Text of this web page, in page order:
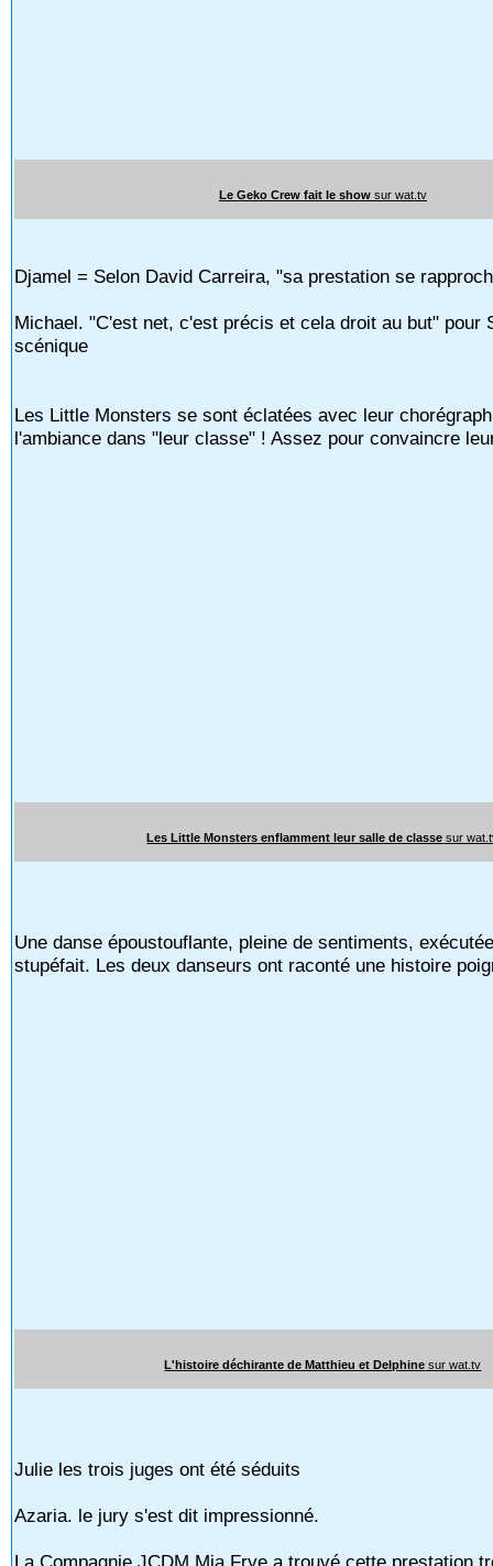
Le Geko Crew fait le showsur wat.tv
Djamel = Selon David Carreira, "sa prestation se
Michael. "C'est net, c'est précis et cela droit au but"
scénique
Les Little Monsters se sont éclatées avec leur
l'ambiance dans "leur classe" ! Assez pour convaincre
Les Little Monsters enflamment leur salle de classe sur
Une danse époustouflante, pleine de sentiments,
stupéfait. Les deux danseurs ont raconté une histoire
L'histoire déchirante de Matthieu et Delphine sur wat.tv
Julie les trois juges ont été séduits
Azaria. le jury s'est dit impressionné.
La Compagnie JCDM Mia Frye a trouvé cette prestation